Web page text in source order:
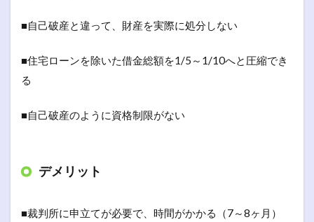
■自己破産と違って、財産を実際に処分しない
■住宅ローンを除いた借金総額を1/5～1/10へと圧縮でき
る
■自己破産のように資格制限がない
デメリット
■裁判所に申立てが必要で、時間がかかる（7～8ヶ月）